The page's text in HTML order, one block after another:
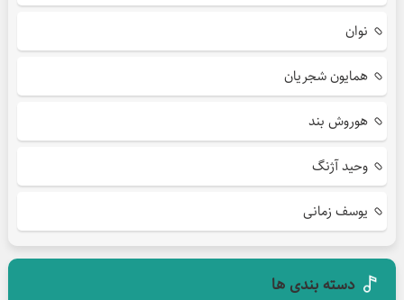
نوان
همایون شجریان
هوروش بند
وحید آژنگ
یوسف زمانی
دسته بندی ها